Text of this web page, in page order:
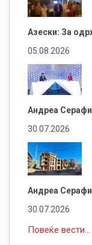
Азески: За
05.08.2026
Андреа
30.07.2026
Андреа
30.07.2026
Повеќе вести...